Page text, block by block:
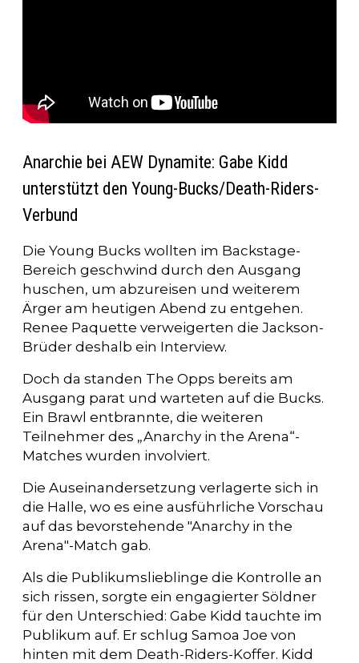
Anarchie bei AEW Dynamite: Gabe Kidd
unterstützt den Young-Bucks/Death-Riders-
Verbund
Die Young Bucks wollten im Backstage-
Bereich geschwind durch den Ausgang
huschen, um abzureisen und weiterem
Ärger am heutigen Abend zu entgehen.
Renee Paquette verweigerten die Jackson-
Brüder deshalb ein Interview.
Doch da standen The Opps bereits am
Ausgang parat und warteten auf die Bucks.
Ein Brawl entbrannte, die weiteren
Teilnehmer des „Anarchy in the Arena“-
Matches wurden involviert.
Die Auseinandersetzung verlagerte sich in
die Halle, wo es eine ausführliche Vorschau
auf das bevorstehende "Anarchy in the
Arena"-Match gab.
Als die Publikumslieblinge die Kontrolle an
sich rissen, sorgte ein engagierter Söldner
für den Unterschied: Gabe Kidd tauchte im
Publikum auf. Er schlug Samoa Joe von
hinten mit dem Death-Riders-Koffer. Kidd